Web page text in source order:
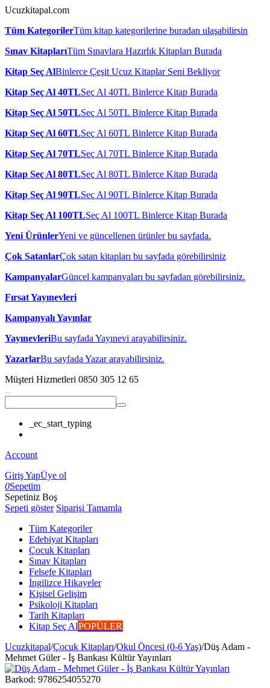
Ucuzkitapal.com
Tüm KategorilerTüm kitap kategorilerine buradan ulaşabilirsin
Sınav KitaplarıTüm Sınavlara Hazırlık Kitapları Burada
Kitap Seç AlBinlerce Çeşit Ucuz Kitaplar Seni Bekliyor
Kitap Seç Al 40TLSeç Al 40TL Binlerce Kitap Burada
Kitap Seç Al 50TLSeç Al 50TL Binlerce Kitap Burada
Kitap Seç Al 60TLSeç Al 60TL Binlerce Kitap Burada
Kitap Seç Al 70TLSeç Al 70TL Binlerce Kitap Burada
Kitap Seç Al 80TLSeç Al 80TL Binlerce Kitap Burada
Kitap Seç Al 90TLSeç Al 90TL Binlerce Kitap Burada
Kitap Seç Al 100TLSeç Al 100TL Binlerce Kitap Burada
Yeni ÜrünlerYeni ve güncellenen ürünler bu sayfada.
Çok SatanlarÇok satan kitapları bu sayfada görebilirsiniz
KampanyalarGüncel kampanyaları bu sayfadan görebilirsiniz.
Fırsat Yayınevleri
Kampanyalı Yayınlar
YayınevleriBu sayfada Yayınevi arayabilirsiniz.
YazarlarBu sayfada Yazar arayabilirsiniz.
Müşteri Hizmetleri 0850 305 12 65
_ec_start_typing
Account
Giriş YapÜye ol
0Sepetim
Sepetiniz Boş
Sepeti göster Siparişi Tamamla
Tüm Kategoriler
Edebiyat Kitapları
Çocuk Kitapları
Sınav Kitapları
Felsefe Kitapları
İngilizce Hikayeler
Kişisel Gelişim
Psikoloji Kitapları
Tarih Kitapları
Kitap Seç AlPOPÜLER
Ucuzkitapal/Çocuk Kitapları/Okul Öncesi (0-6 Yaş)/Düş Adam -
Mehmet Güler - İş Bankası Kültür Yayınları
Barkod: 9786254055270